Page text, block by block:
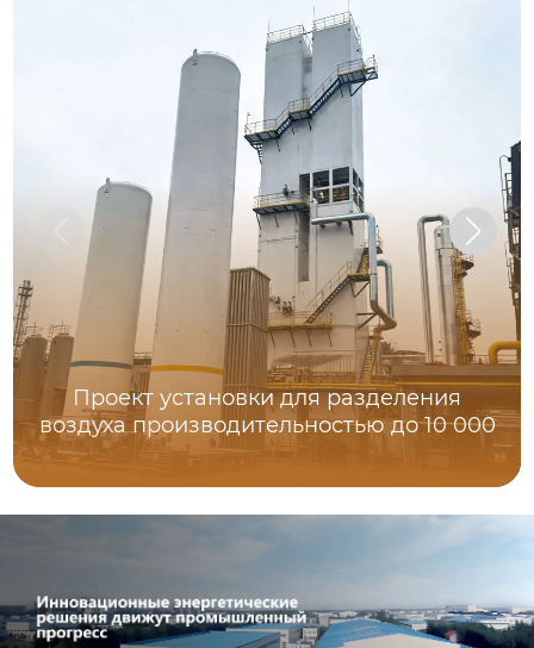
Проект установки для разделения
воздуха производительностью до 10 000